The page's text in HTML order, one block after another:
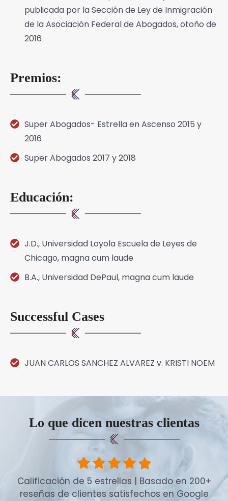
publicada por la Sección de Ley de Inmigración
de la Asociación Federal de Abogados, otoño de
2016
Premios:
Super Abogados- Estrella en Ascenso 2015 y
2016
Super Abogados 2017 y 2018
Educación:
J.D., Universidad Loyola Escuela de Leyes de
Chicago, magna cum laude
B.A., Universidad DePaul, magna cum laude
Successful Cases
JUAN CARLOS SANCHEZ ALVAREZ v. KRISTI NOEM
Lo que dicen nuestras clientas
Calificación de 5 estrellas | Basado en 200+
reseñas de clientes satisfechos en Google